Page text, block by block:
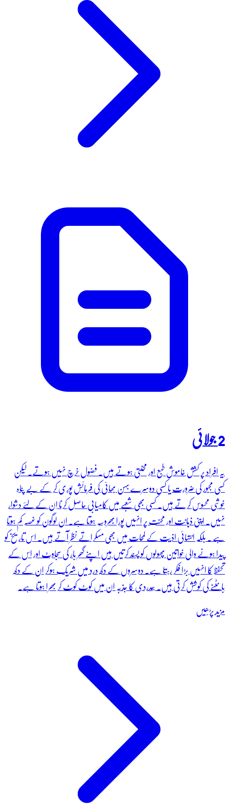
2 جولائی
یہ افراد پر کشش خاموش طبع اور محنتی ہوتے ہیں۔ فضول خرچ نہیں ہوتے۔ لیکن
کسی مجبور کی ضرورت یا کسی دوسرے بہن بھائی کی فرمائش پوری کر کے بے پناہ
خوشی محسوس کرتے ہیں۔ کسی بھی شعبے میں کامیابی حاصل کرنا اِن کے لئے دشوار
نہیں۔ اپنی ذہانت اور محنت پر انہیں پورا بھروسہ ہوتا ہے۔ ان لوگون کو غصہ کم ہوتا
ہے ۔ بلکہ انتہائی اذیت کے لمحات میں بھی مسکراتے نظر آتے ہیں۔ اس تاریخ کو
پیدا ہونے والی خواتین پھولوں کو پسند کرتیں ہیں اپنے گھر بار کی سجاوٹ اور اس کے
تحفظ کا انہیں بڑا فکر رہتا ہے۔ دوسروں کے دکھ درد میں شریک ہوکر ان کے دکھ
بانٹنے کی کوشش کرتی ہیں۔ ہمدردی کا جذبہ ان میں کوٹ کوٹ کر بھرا ہوتا ہے۔
مزید پڑھیں